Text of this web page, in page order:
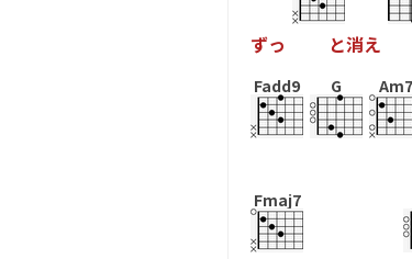
ずっ と消え
Fadd9 G Am7
Fmaj7